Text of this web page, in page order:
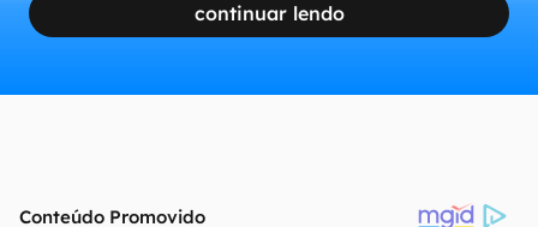
continuar lendo